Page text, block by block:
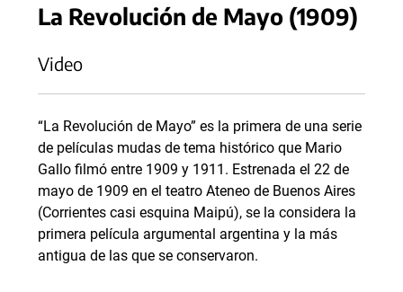
La Revolución de Mayo (1909)
Video
“La Revolución de Mayo” es la primera de una serie
de películas mudas de tema histórico que Mario
Gallo filmó entre 1909 y 1911. Estrenada el 22 de
mayo de 1909 en el teatro Ateneo de Buenos Aires
(Corrientes casi esquina Maipú), se la considera la
primera película argumental argentina y la más
antigua de las que se conservaron.